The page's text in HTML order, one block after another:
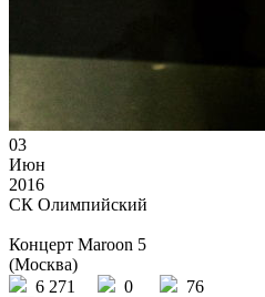
03
Июн
2016
СК Олимпийский
Концерт Maroon 5
(Москва)
6 271
0 76